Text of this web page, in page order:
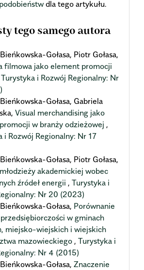
dla tego artykułu.
tego samego autora
Gołasa, Piotr Gołasa,
filmowa jako element promocji
Turystyka i Rozwój Regionalny: Nr
Gołasa, Gabriela
Visual merchandising jako
w branży odzieżowej ,
i Rozwój Regionalny: Nr 17
Gołasa, Piotr Gołasa,
akademickiej wobec
źródeł energii , Turystyka i
Nr 20 (2023)
Gołasa, Porównanie
w gminach
miejsko-wiejskich i wiejskich
mazowieckiego , Turystyka i
Nr 4 (2015)
Gołasa, Znaczenie